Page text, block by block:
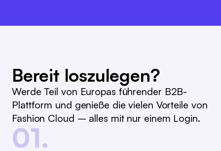
Bereit loszulegen?
Werde Teil von Europas führender B2B-
Plattform und genieße die vielen Vorteile von
Fashion Cloud – alles mit nur einem Login.
01.